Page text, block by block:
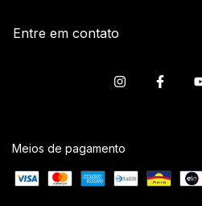
Entre em contato
Meios de pagamento